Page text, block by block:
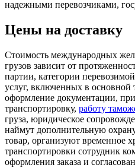
надежными перевозчиками,
Цены на доставку
Стоимость международных
грузов зависит от
партии, категории
услуг, включенных в основной
оформление документации,
транспортировку, работу
груза, юридическое
наймут дополнительную
товар, организуют временное
транспортировки сотрудник
оформления заказа и